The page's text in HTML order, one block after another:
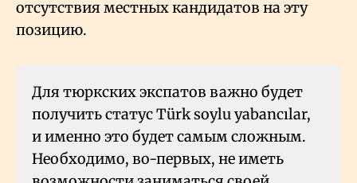
отсутствия местных кандидатов на эту
позицию.
Для тюркских экспатов важно будет
получить статус Türk soylu yabancılar,
и именно это будет самым сложным.
Необходимо, во-первых, не иметь